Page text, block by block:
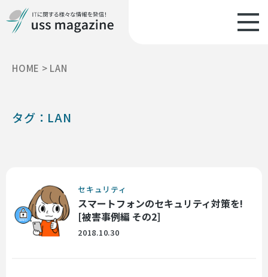
HOME > LAN
タグ：LAN
セキュリティ
スマートフォンのセキュリティ対策を!
[被害事例編 その2]
2018.10.30